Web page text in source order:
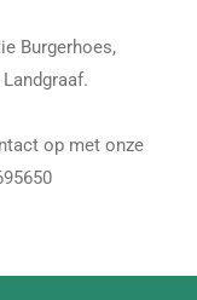
Burgerhoes,
op met onze